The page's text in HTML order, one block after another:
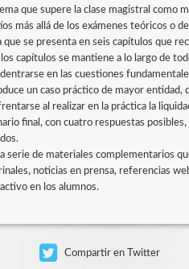
que supere la clase magistral como
más allá de los exámenes teóricos o
se presenta en seis capítulos que
capítulos se mantiene a lo largo de
en las cuestiones
un caso práctico de mayor
al realizar en la práctica la
final, con cuatro respuestas
serie de materiales complementarios
noticias en prensa, referencias
en los alumnos.
Compartir en Twitter